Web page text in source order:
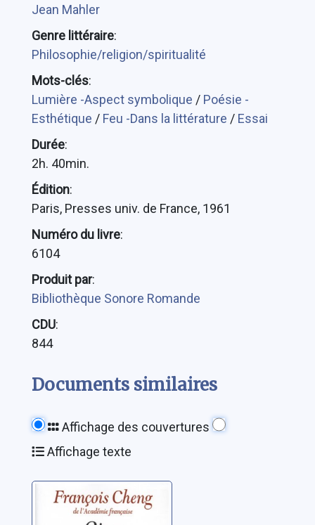
Jean Mahler
Genre littéraire:
Philosophie/religion/spiritualité
Mots-clés:
Lumière -Aspect symbolique / Poésie -
Esthétique / Feu -Dans la littérature / Essai
Durée:
2h. 40min.
Édition:
Paris, Presses univ. de France, 1961
Numéro du livre:
6104
Produit par:
Bibliothèque Sonore Romande
CDU:
844
Documents similaires
Affichage des couvertures
Affichage texte
Cinq méditations
sur la beauté